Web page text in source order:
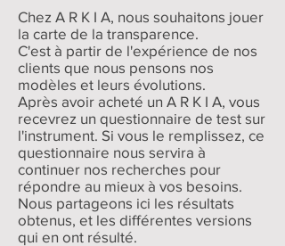
Chez A R K I A, nous souhaitons jouer
la carte de la transparence.
C'est à partir de l'expérience de nos
clients que nous pensons nos
modèles et leurs évolutions.
Après avoir acheté un A R K I A, vous
recevrez un questionnaire de test sur
l'instrument. Si vous le remplissez, ce
questionnaire nous servira à
continuer nos recherches pour
répondre au mieux à vos besoins.
Nous partageons ici les résultats
obtenus, et les différentes versions
qui en ont résulté.